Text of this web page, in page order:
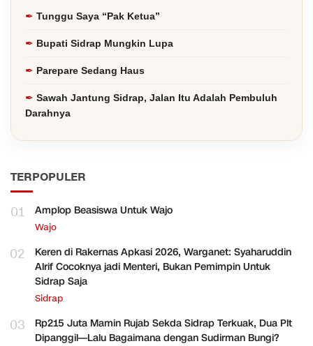
Tunggu Saya “Pak Ketua”
Bupati Sidrap Mungkin Lupa
Parepare Sedang Haus
Sawah Jantung Sidrap, Jalan Itu Adalah Pembuluh
Darahnya
TERPOPULER
01 Amplop Beasiswa Untuk Wajo
Wajo
02
Keren di Rakernas Apkasi 2026, Warganet: Syaharuddin
Alrif Cocoknya jadi Menteri, Bukan Pemimpin Untuk
Sidrap Saja
Sidrap
03
Rp215 Juta Mamin Rujab Sekda Sidrap Terkuak, Dua Plt
Dipanggil—Lalu Bagaimana dengan Sudirman Bungi?